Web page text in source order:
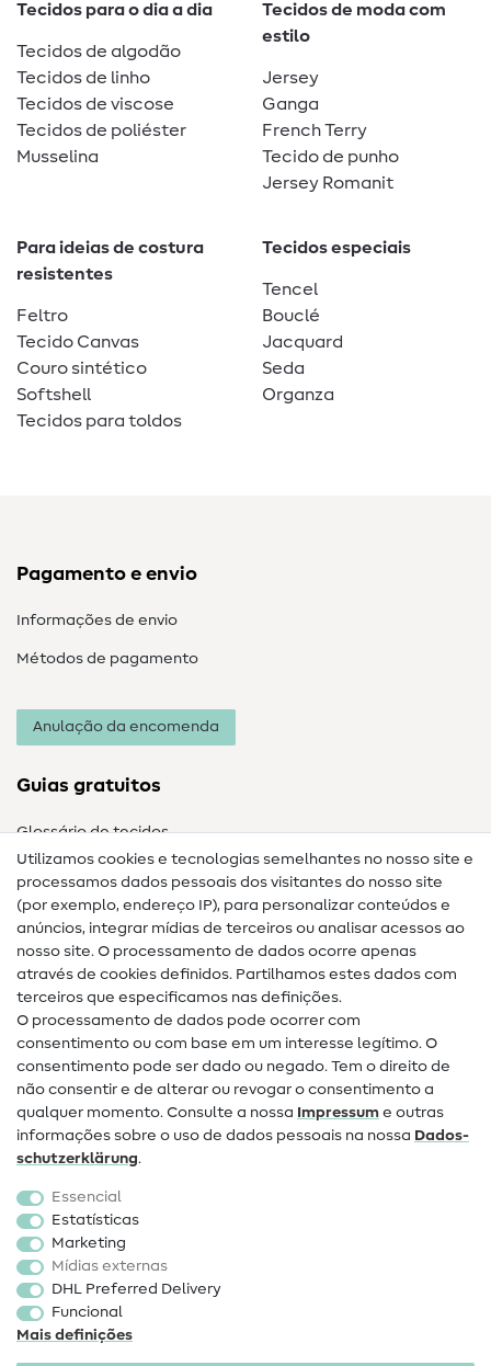
Tecidos para o dia a dia
Tecidos de algodão
Tecidos de linho
Tecidos de viscose
Tecidos de poliéster
Musselina
Tecidos de moda com
estilo
Jersey
Ganga
French Terry
Tecido de punho
Jersey Romanit
Para ideias de costura
resistentes
Feltro
Tecido Canvas
Couro sintético
Softshell
Tecidos para toldos
Tecidos especiais
Tencel
Bouclé
Jacquard
Seda
Organza
Pagamento e envio
Informações de envio
Métodos de pagamento
Anulação da encomenda
Guias gratuitos
Glossário de tecidos
Guias de costura
Ajuda e contacto
Contacto
Mudança de proprietário
Perguntas frequentes (FAQ)
Direito de cancelamento
Popular
Tecidos
Acessórios de costura
Promoção
Utilizamos cookies e tecnologias semelhantes no nosso site e
processamos dados pessoais dos visitantes do nosso site
(por exemplo, endereço IP), para personalizar conteúdos e
anúncios, integrar mídias de terceiros ou analisar acessos ao
nosso site. O processamento de dados ocorre apenas
através de cookies definidos. Partilhamos estes dados com
terceiros que especificamos nas definições.
O processamento de dados pode ocorrer com
consentimento ou com base em um interesse legítimo. O
consentimento pode ser dado ou negado. Tem o direito de
não consentir e de alterar ou revogar o consentimento a
qualquer momento. Consulte a nossa Impressum e outras
informações sobre o uso de dados pessoais na nossa Dados­
schutz­erklärung.
Essencial
Estatísticas
Marketing
Mídias externas
DHL Preferred Delivery
Funcional
Mais definições